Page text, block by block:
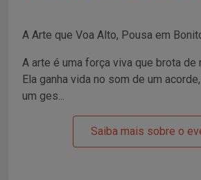
A Arte que Voa Alto, Pousa em
A arte é uma força viva que brota de
Ela ganha vida no som de um
um ges...
Saiba mais sobre o